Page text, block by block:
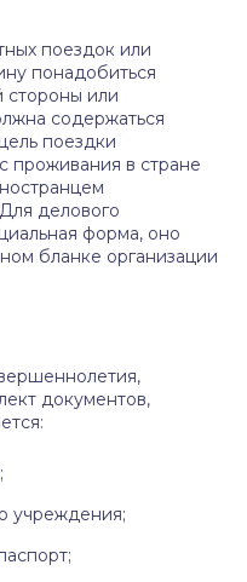
поездок или
понадобиться
или
содержаться
поездки
проживания в стране
делового
форма, оно
бланке организации
документов,
учреждения;